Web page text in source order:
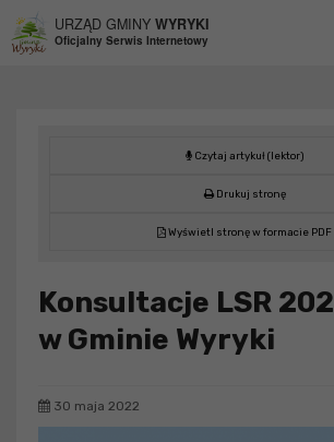
URZĄD GMINY WYRYKI
Oficjalny Serwis Internetowy
Czytaj artykuł (lektor)
Drukuj stronę
Wyświetl stronę w formacie PDF
Konsultacje LSR
w Gminie Wyryki
30 maja 2022